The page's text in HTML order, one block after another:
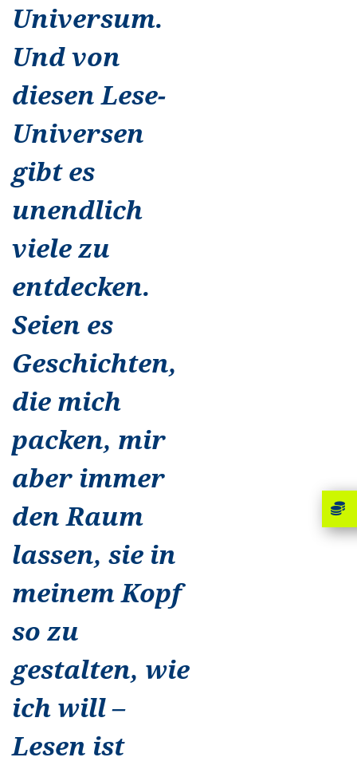
Universum.
Und von
diesen Lese-
Universen
gibt es
unendlich
viele zu
entdecken.
Seien es
Geschichten,
die mich
packen, mir
aber immer
den Raum
lassen, sie in
meinem Kopf
so zu
gestalten, wie
ich will –
Lesen ist